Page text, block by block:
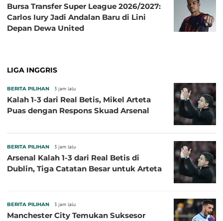
Bursa Transfer Super League 2026/2027:
Carlos Iury Jadi Andalan Baru di Lini
Depan Dewa United
LIGA INGGRIS
BERITA PILIHAN 3 jam lalu
Kalah 1-3 dari Real Betis, Mikel Arteta
Puas dengan Respons Skuad Arsenal
BERITA PILIHAN 3 jam lalu
Arsenal Kalah 1-3 dari Real Betis di
Dublin, Tiga Catatan Besar untuk Arteta
BERITA PILIHAN 3 jam lalu
Manchester City Temukan Suksesor